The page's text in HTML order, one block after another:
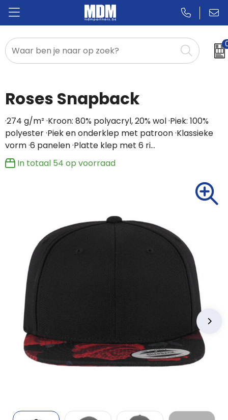
Relatiegeschenken
Sportkleding
Roses Snapback
·274 g/m² ·Kroon: 80% polyacryl, 20% wol ·Piek: 100%
polyester ·Piek en onderklep met patroon ·Klassieke
vorm ·6 panelen ·Platte klep met 6 ri…
In totaal 54 op voorraad